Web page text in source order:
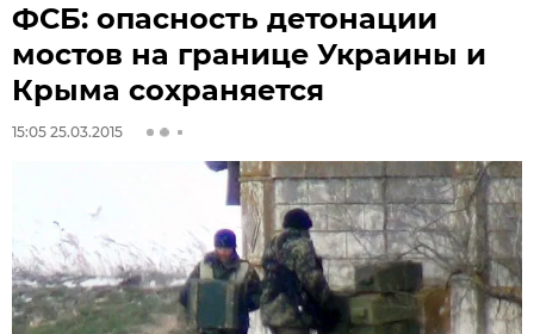
ФСБ: опасность детонации
мостов на границе Украины и
Крыма сохраняется
15:05 25.03.2015